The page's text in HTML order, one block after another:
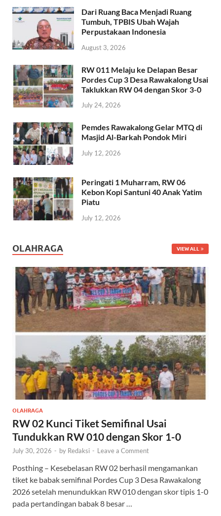
Dari Ruang Baca Menjadi Ruang
Tumbuh, TPBIS Ubah Wajah
Perpustakaan Indonesia
August 3, 2026
RW 011 Melaju ke Delapan Besar
Pordes Cup 3 Desa Rawakalong Usai
Taklukkan RW 04 dengan Skor 3-0
July 24, 2026
Pemdes Rawakalong Gelar MTQ di
Masjid Al-Barkah Pondok Miri
July 12, 2026
Peringati 1 Muharram, RW 06
Kebon Kopi Santuni 40 Anak Yatim
Piatu
July 12, 2026
OLAHRAGA VIEW ALL
OLAHRAGA
RW 02 Kunci Tiket Semifinal Usai
Tundukkan RW 010 dengan Skor 1-0
July 30, 2026 - by Redaksi - Leave a Comment
Posthing – Kesebelasan RW 02 berhasil mengamankan
tiket ke babak semifinal Pordes Cup 3 Desa Rawakalong
2026 setelah menundukkan RW 010 dengan skor tipis 1-0
pada pertandingan babak 8 besar …